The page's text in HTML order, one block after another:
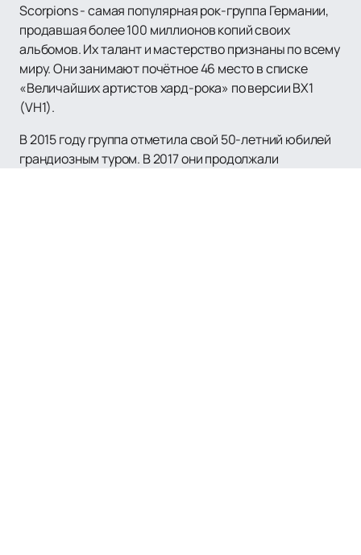
Scorpions - самая популярная рок-группа Германии,
продавшая более 100 миллионов копий своих
альбомов. Их талант и мастерство признаны по всему
миру. Они занимают почётное 46 место в списке
«Величайших артистов хард-рока» по версии ВХ1
(VH1).
В 2015 году группа отметила свой 50-летний юбилей
грандиозным туром. В 2017 они продолжали